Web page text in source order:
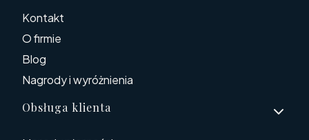
Kontakt
O firmie
Blog
Nagrody i wyróżnienia
Obsługa klienta